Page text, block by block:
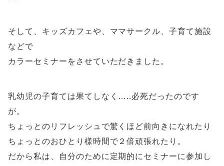
そして、キッズカフェや、ママサークル、子育て施設
などで
カラーセミナーをさせていただきました。
乳幼児の子育ては果てしなく…..必死だったのです
が。
ちょっとのリフレッシュで驚くほど前向きになれたり
ちょっとのおひとり様時間で２倍頑張れたり。
だから私は、自分のために定期的にセミナーに参加し